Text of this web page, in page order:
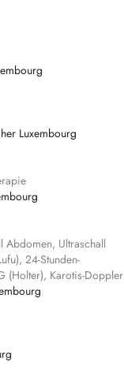
Luxembourg
Abdomen, Ultraschall
24-Stunden-
(Holter), Karotis-Doppler